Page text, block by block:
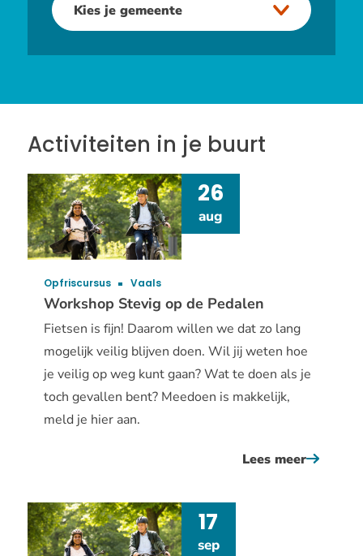
Kies je gemeente
Activiteiten in je buurt
Workshop Stevig op de Pedalen
Opfriscursus Vaals
Fietsen is fijn! Daarom willen we dat zo lang
mogelijk veilig blijven doen. Wil jij weten hoe
je veilig op weg kunt gaan? Wat te doen als je
toch gevallen bent? Meedoen is makkelijk,
meld je hier aan.
Lees meerover
26
aug
17
sep